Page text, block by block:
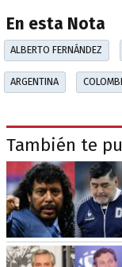
En esta Nota
ALBERTO FERNÁNDEZ
ARGENTINA
También te